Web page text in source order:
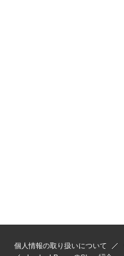
個人情報の取り扱いについて